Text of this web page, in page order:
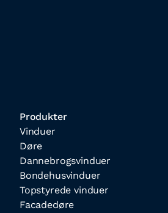
Produkter
Vinduer
Døre
Dannebrogsvinduer
Bondehusvinduer
Topstyrede vinduer
Facadedøre